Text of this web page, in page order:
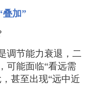
叠加”
调节能力衰退，二
可能面临“看远需
甚至出现“远中近